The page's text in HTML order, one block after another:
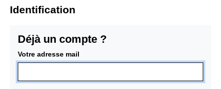
Identification
Déjà un compte ?
Votre adresse mail